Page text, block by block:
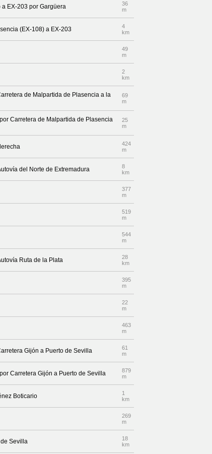
EX-203 por Gargüera
36
m
(EX-108) a EX-203
4
km
49
m
2
km
de Malpartida de Plasencia a la
69
m
Carretera de Malpartida de Plasencia
25
m
424
m
del Norte de Extremadura
8
km
377
m
519
m
544
m
Ruta de la Plata
28
km
395
m
22
m
463
m
Gijón a Puerto de Sevilla
61
m
Carretera Gijón a Puerto de Sevilla
879
m
Boticario
1
km
269
m
Sevilla
18
km